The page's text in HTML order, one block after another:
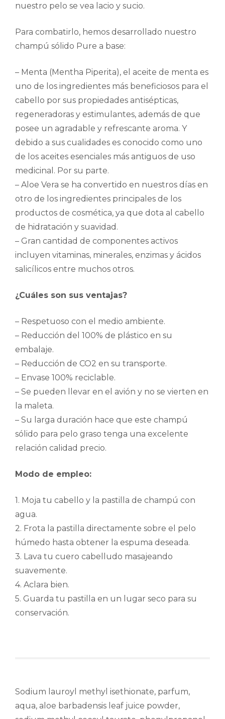
nuestro pelo se vea lacio y sucio.
Para combatirlo, hemos desarrollado nuestro
champú sólido Pure a base:
– Menta (Mentha Piperita), el aceite de menta es
uno de los ingredientes más beneficiosos para el
cabello por sus propiedades antisépticas,
regeneradoras y estimulantes, además de que
posee un agradable y refrescante aroma. Y
debido a sus cualidades es conocido como uno
de los aceites esenciales más antiguos de uso
medicinal. Por su parte.
– Aloe Vera se ha convertido en nuestros días en
otro de los ingredientes principales de los
productos de cosmética, ya que dota al cabello
de hidratación y suavidad.
– Gran cantidad de componentes activos
incluyen vitaminas, minerales, enzimas y ácidos
salicílicos entre muchos otros.
¿Cuáles son sus ventajas?
– Respetuoso con el medio ambiente.
– Reducción del 100% de plástico en su
embalaje.
– Reducción de CO2 en su transporte.
– Envase 100% reciclable.
– Se pueden llevar en el avión y no se vierten en
la maleta.
– Su larga duración hace que este champú
sólido para pelo graso tenga una excelente
relación calidad precio.
Modo de empleo:
1. Moja tu cabello y la pastilla de champú con
agua.
2. Frota la pastilla directamente sobre el pelo
húmedo hasta obtener la espuma deseada.
3. Lava tu cuero cabelludo masajeando
suavemente.
4. Aclara bien.
5. Guarda tu pastilla en un lugar seco para su
conservación.
Sodium lauroyl methyl isethionate, parfum,
aqua, aloe barbadensis leaf juice powder,